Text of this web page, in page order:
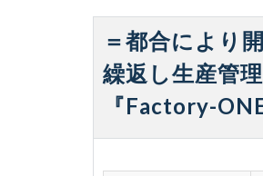
＝都合により
繰返し生産管
『Factory-